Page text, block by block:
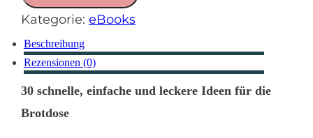
mehr
Lieblingsrezepte
für
die
Brotdose"
Menge
Kategorie: eBooks
Beschreibung
Rezensionen (0)
30 schnelle, einfache und leckere Ideen für die
Brotdose